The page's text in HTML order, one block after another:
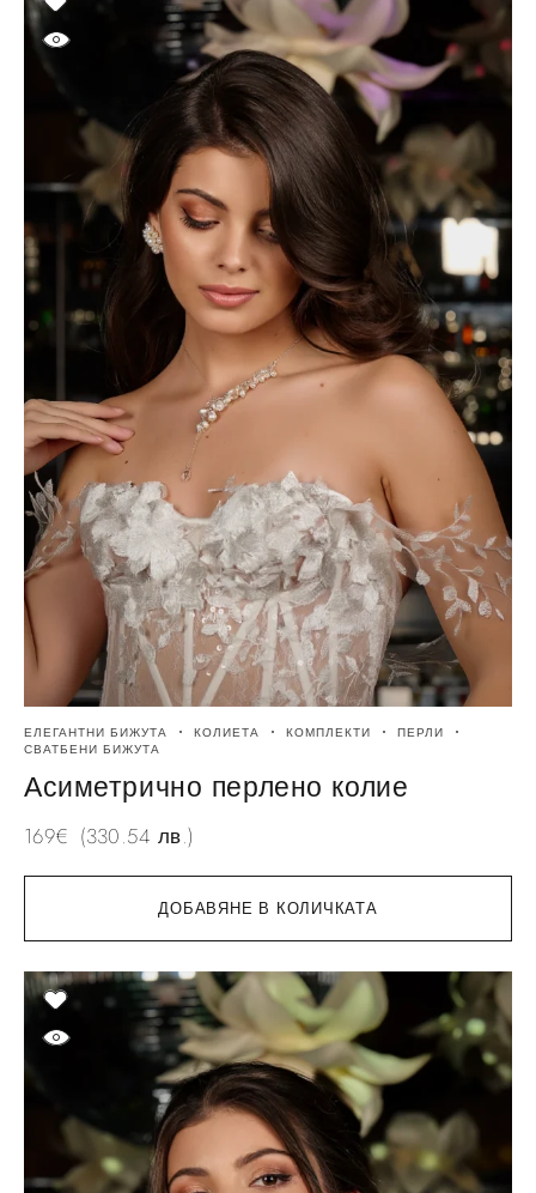
ДОБАВЯНЕ В КОЛИЧКАТА
ЕЛЕГАНТНИ БИЖУТА КОЛИЕТА КОМПЛЕКТИ
ПЕРЛИ
СВАТБЕНИ БИЖУТА
Асиметрично перлено колие
169€ (330.54 лв.)